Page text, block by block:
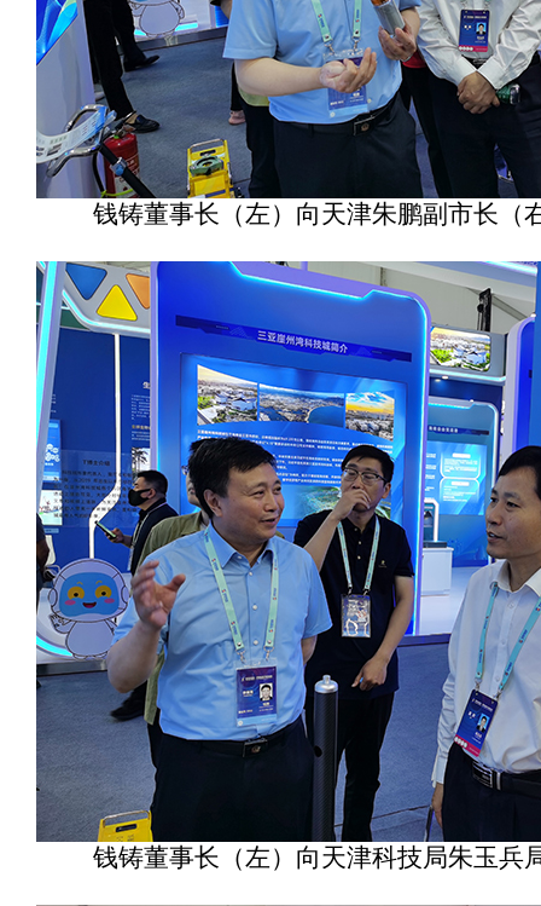
钱铸董事长（左）向天津朱鹏副市长（
钱铸董事长（左）向天津科技局朱玉兵